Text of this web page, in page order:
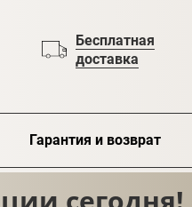
Бесплатная
доставка
Гарантия и возврат